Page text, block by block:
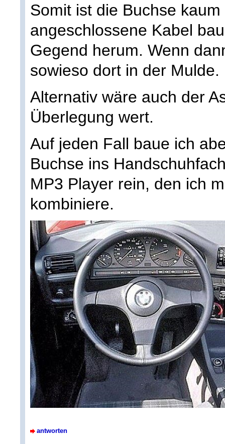
Somit ist die Buchse
angeschlossene Kabel
Gegend herum. Wenn
sowieso dort in der Mulde.
Alternativ wäre auch der
Überlegung wert.
Auf jeden Fall baue ich
Buchse ins
MP3 Player rein, den ich
kombiniere.
antworten